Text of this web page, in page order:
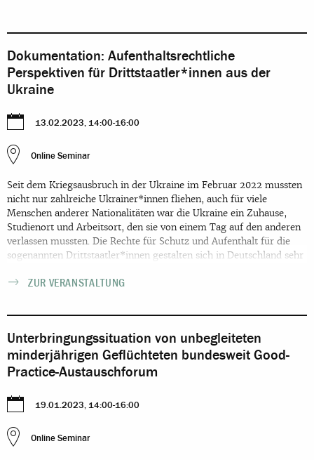
Dokumentation: Aufenthaltsrechtliche
Perspektiven für Drittstaatler*innen aus der
Ukraine
13.02.2023, 14:00-16:00
Online Seminar
Seit dem Kriegsausbruch in der Ukraine im Februar 2022 mussten
nicht nur zahlreiche Ukrainer*innen fliehen, auch für viele
Menschen anderer Nationalitäten war die Ukraine ein Zuhause,
Studienort und Arbeitsort, den sie von einem Tag auf den anderen
verlassen mussten. Die Rechte für Schutz und Aufenthalt für die
sogenannten Drittstaatler*innen gestalten sich in Deutschland sehr
nicht so unkompliziert eine Aufenthaltserlaubnis aus § 24
Drittstaatler*innen erklärt. Wir werden uns dabei die
verschiedenen Aufenthaltsmöglichkeiten und die praktische
Umsetzung genauer ansehen. Die Veranstaltung richtet sich an
Austausch für die unterschiedlichen geltenden Regelungen
ermöglichen. Referentin*innen: Rebecca Kilian-Mason und Luisa
Drittstaatenangehörigen aus der Ukraine Online-Tabelle mit (nicht
ZUR VERANSTALTUNG
Unterbringungssituation von unbegleiteten
minderjährigen Geflüchteten bundesweit Good-
Practice-Austauschforum
19.01.2023, 14:00-16:00
Online Seminar